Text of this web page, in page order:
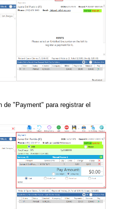
de "Payment" para registrar el